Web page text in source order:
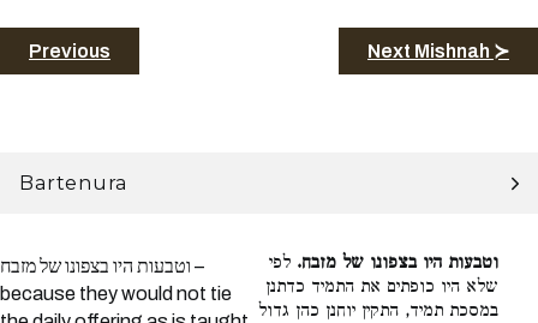
Previous Next Mishnah ≻
Bartenura
וטבעות היו בצפונו של מזבח –
because they would not tie
וטבעות היו בצפונו של מזבח. לפי
שלא היו כופתים את התמיד כדתנן
במסכת תמיד, התקין יוחנן כהן גדול